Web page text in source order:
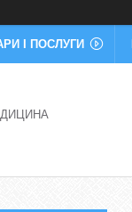
І ПОСЛУГИ